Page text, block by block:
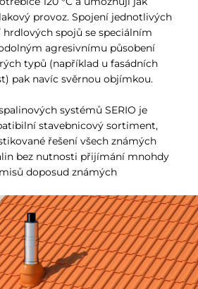
provoz. Spojení jednotlivých
spojů se speciálním
agresivnímu působení
typů (například u fasádních
pak navíc svěrnou objímkou.
systémů SERIO je
stavebnicový sortiment,
řešení všech známých
bez nutnosti přijímání mnohdy
doposud známých